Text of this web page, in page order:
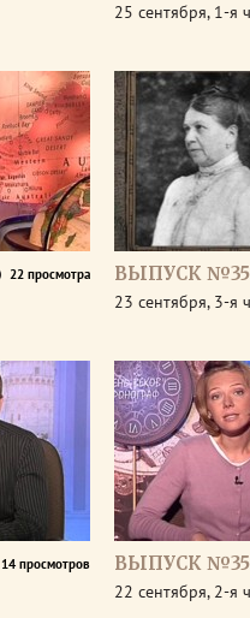
25 сентября, 1-я
22 просмотра ВЫПУСК
23 сентября, 3-я
14 просмотров ВЫПУСК
22 сентября, 2-я